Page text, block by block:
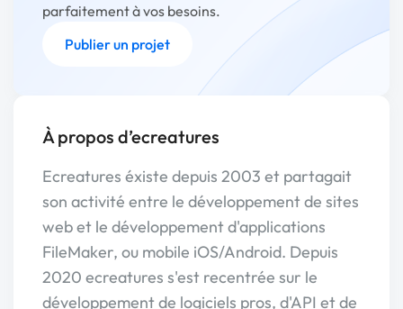
parfaitement à vos besoins.
Publier un projet
À propos d’ecreatures
Ecreatures éxiste depuis 2003 et partagait
son activité entre le développement de sites
web et le développement d'applications
FileMaker, ou mobile iOS/Android. Depuis
2020 ecreatures s'est recentrée sur le
développement de logiciels pros, d'API et de